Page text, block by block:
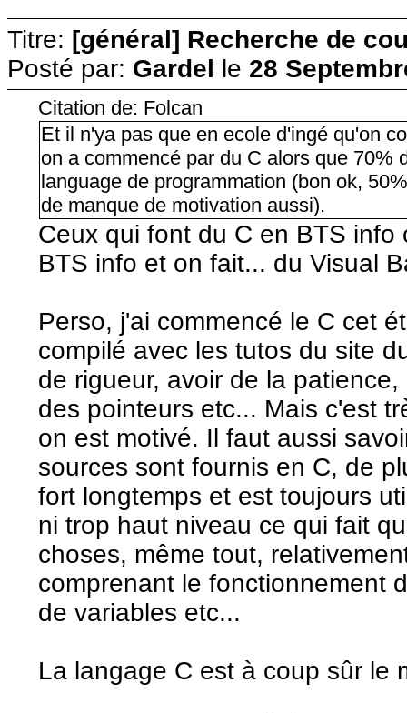
Titre: [général] Recherche de
Posté par: Gardel le 28
Citation de: Folcan
Et il n'ya pas que en ecole d'ingé qu'on
on a commencé par du C alors que 70%
language de programmation (bon ok,
de manque de motivation aussi).
Ceux qui font du C en BTS
BTS info et on fait... du Visual
Perso, j'ai commencé le C cet
compilé avec les tutos du site
de rigueur, avoir de la
des pointeurs etc... Mais c'est
on est motivé. Il faut aussi
sources sont fournis en C, de
fort longtemps et est toujours
ni trop haut niveau ce qui fait
choses, même tout,
comprenant le fonctionnement
de variables etc...
La langage C est à coup sûr le